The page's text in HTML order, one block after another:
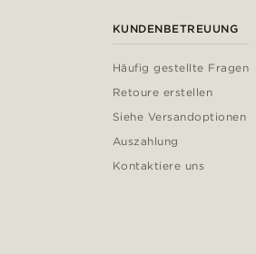
KUNDENBETREUUNG
Häufig gestellte Fragen
Retoure erstellen
Siehe Versandoptionen
Auszahlung
Kontaktiere uns